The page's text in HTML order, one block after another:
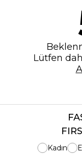
Lütfen
Kadın